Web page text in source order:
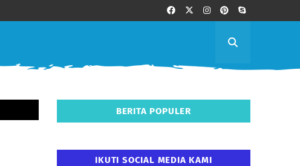
BERITA POPULER
IKUTI SOCIAL MEDIA KAMI